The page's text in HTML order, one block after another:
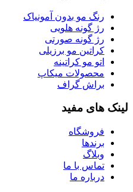
رنگ مو بدون آمونیاک
رژ گونه هلویی
رژ گونه صورتی
کراتین مو برزیلی
اتو مو کراتینه
محصولات میکاپ
براش گراف
لینک های مفید
فروشگاه
برندها
وبلاگ
تماس با ما
درباره ما